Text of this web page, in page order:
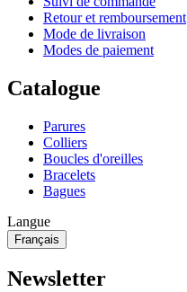
Retour et remboursement
Mode de livraison
Modes de paiement
Catalogue
Parures
Colliers
Boucles d'oreilles
Bracelets
Bagues
Langue
Français
Newsletter